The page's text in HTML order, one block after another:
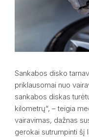
Sankabos disko
priklausomai nuo
sankabos diskas
kilometrų“, – teigia
vairavimas, dažnas
gerokai sutrumpinti šį